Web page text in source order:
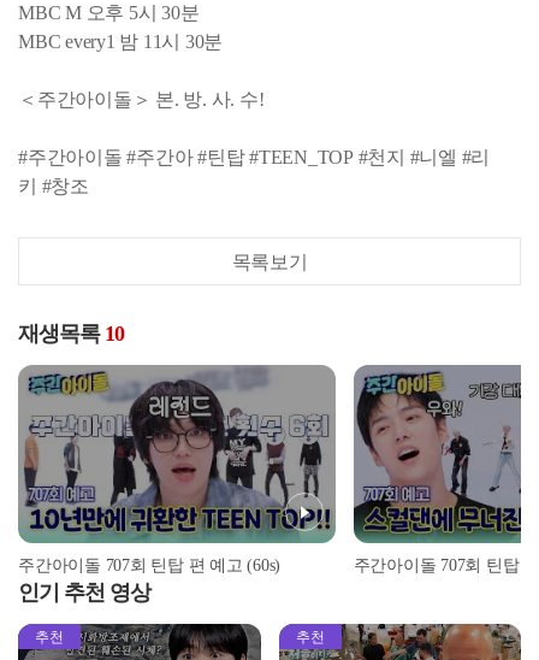
MBC M 오후 5시 30분
MBC every1 밤 11시 30분
＜주간아이돌＞ 본. 방. 사. 수!
#주간아이돌 #주간아 #틴탑 #TEEN_TOP #천지 #니엘 #리
키 #창조
목록보기
재생목록 10
주간아이돌 707회 틴탑 편 예고 (60s) 주간아이돌 707회 틴탑
인기 추천 영상
추천 추천